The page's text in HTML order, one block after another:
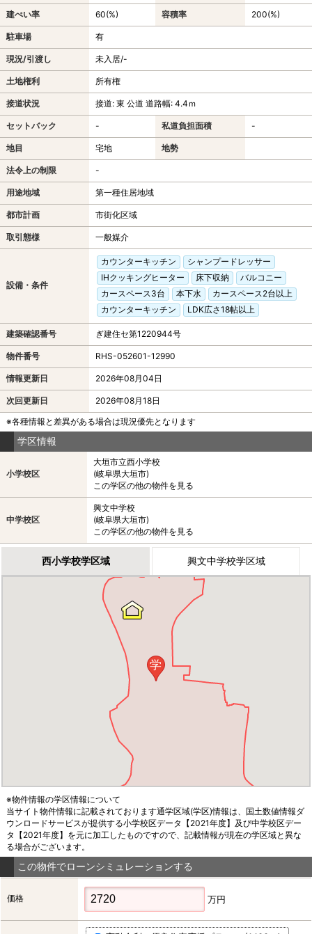
建ぺい率 60(%) 容積率 200(%)
駐車場 有
現況/引渡し 未入居/-
土地権利 所有権
接道状況 接道: 東 公道 道路幅: 4.4ｍ
セットバック - 私道負担面積 -
地目 宅地 地勢
法令上の制限 -
用途地域 第一種住居地域
都市計画 市街化区域
取引態様 一般媒介
設備・条件
カウンターキッチン
シャンプードレッサー
IHクッキングヒーター
床下収納
バルコニー
カースペース3台
本下水
カースペース2台以上
カウンターキッチン
LDK広さ18帖以上
建築確認番号 ぎ建住セ第1220944号
物件番号 RHS-052601-12990
情報更新日 2026年08月04日
次回更新日
2026年08月18日
※各種情報と差異がある場合は現況優先となります
学区情報
小学校区
大垣市立西小学校
(岐阜県大垣市)
この学区の他の物件を見る
中学校区
興文中学校
(岐阜県大垣市)
この学区の他の物件を見る
西小学校学区域 興文中学校学区域
学
※物件情報の学区情報について
当サイト物件情報に記載されております通学区域(学区)情報は、国土数値情報ダ
ウンロードサービスが提供する小学校区データ【2021年度】及び中学校区デー
タ【2021年度】を元に加工したものですので、記載情報が現在の学区域と異な
る場合がございます。
この物件でローンシミュレーションする
価格 万円